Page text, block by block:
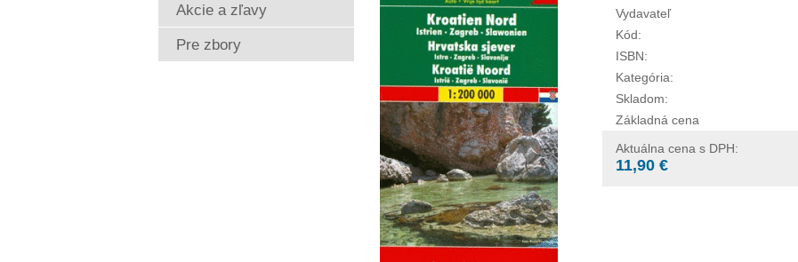
Vydavateľ
Kód:
ISBN:
Kategória:
Skladom:
Základná cena
Aktuálna cena s DPH:
11,90 €
Akcie a zľavy
Pre zbory